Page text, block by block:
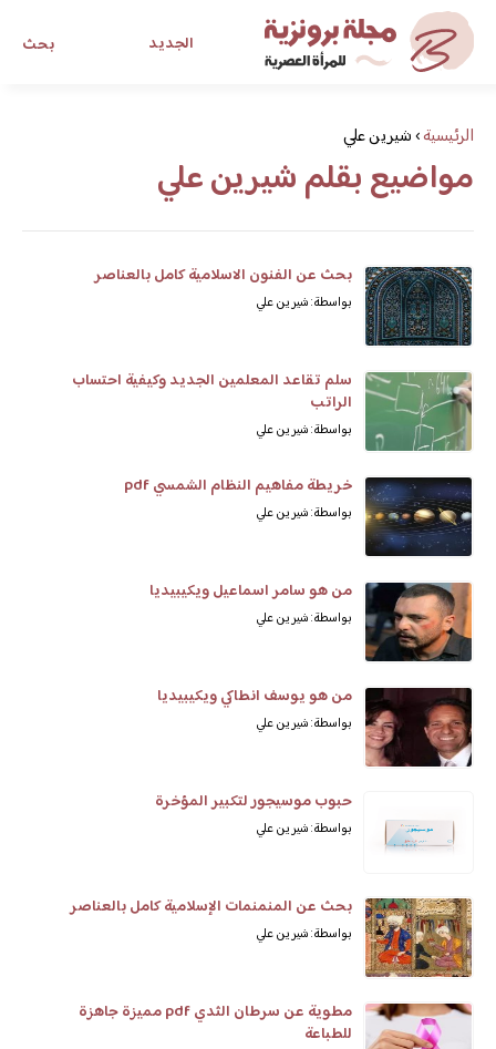
بحث الجديد
مجلة برونزية للفتاة العصرية
ابحث عن أي موضوع يهمك
الرئيسية›شيرين علي
مواضيع بقلم شيرين علي
بحث عن الفنون الاسلامية كامل بالعناصر
بواسطة: شيرين علي
سلم تقاعد المعلمين الجديد وكيفية احتساب
الراتب
بواسطة: شيرين علي
خريطة مفاهيم النظام الشمسي pdf
بواسطة: شيرين علي
من هو سامر اسماعيل ويكيبيديا
بواسطة: شيرين علي
من هو يوسف انطاكي ويكيبيديا
بواسطة: شيرين علي
حبوب موسيجور لتكبير المؤخرة
بواسطة: شيرين علي
بحث عن المنمنمات الإسلامية كامل بالعناصر
بواسطة: شيرين علي
مطوية عن سرطان الثدي pdf مميزة جاهزة
للطباعة